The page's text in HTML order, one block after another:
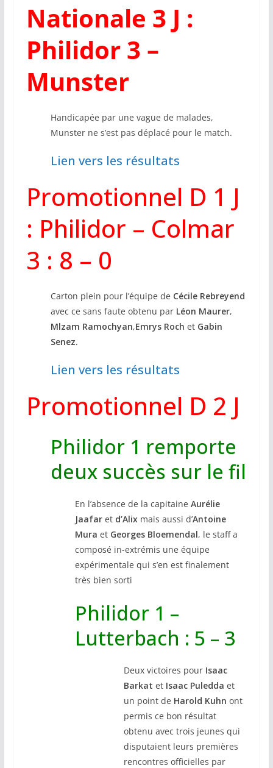
Nationale 3 J :
Philidor 3 –
Munster
Handicapée par une vague de malades,
Munster ne s’est pas déplacé pour le match.
Lien vers les résultats
Promotionnel D 1 J
: Philidor – Colmar
3 : 8 – 0
Carton plein pour l’équipe de Cécile Rebreyend
avec ce sans faute obtenu par Léon Maurer,
Mlzam Ramochyan,Emrys Roch etGabin
Senez.
Lien vers les résultats
Promotionnel D 2 J
Philidor 1 remporte
deux succès sur le fil
En l’absence de la capitaine Aurélie
Jaafaret d’Alixmais aussi d’Antoine
Mura etGeorges Bloemendal, le staff a
composé in-extrémis une équipe
expérimentale qui s’en est finalement
très bien sorti
Philidor 1 –
Lutterbach : 5 – 3
Deux victoires pourIsaac
Barkat etIsaac Puledda et
un point de Harold Kuhn ont
permis ce bon résultat
obtenu avec trois jeunes qui
disputaient leurs premières
rencontres officielles par